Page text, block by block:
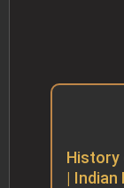
History
| Indian